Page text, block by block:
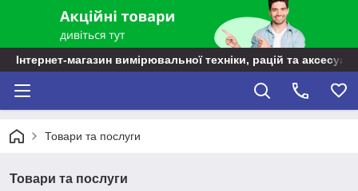
Інтернет-магазин вимірювальної техніки, рацій та
Товари та послуги
Товари та послуги